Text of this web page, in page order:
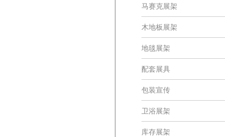
马赛克展架
木地板展架
地毯展架
配套展具
包装宣传
卫浴展架
库存展架